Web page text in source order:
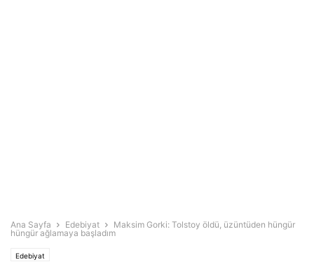
Ana Sayfa Edebiyat
Maksim Gorki: Tolstoy öldü, üzüntüden hüngür
hüngür ağlamaya başladım
Edebiyat